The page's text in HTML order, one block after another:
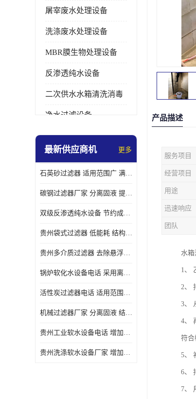
屠宰废水处理设备
洗涤废水处理设备
MBR膜生物处理设备
反渗透纯水设备
二次供水水箱清洗消毒
净水过滤设备
软水设备
最新供应商机 更多
石英砂过滤器 适用范围广 满足不同的需求
碳钢过滤器厂家 分离固液 提高过滤效率
双级反渗透纯水设备 节约成本 提供高纯度水
贵州袋式过滤器 低能耗 结构简单
贵州多介质过滤器 去除悬浮物 防止水垢和堵塞
锅炉软化水设备电话 采用离子交换技术 减少维修和更换的成本
活性炭过滤器电话 适用范围广 防止水垢和堵塞
机械过滤器厂家 分离固液 结构简单
贵州工业软水设备电话 增加清洁效果 使水更加清澈 干净
贵州洗涤软水设备厂家 增加清洁效果 减少维修和更换的成本
产品描述
服务项目
经营项目
用途
迅速响应
团队
水箱
1、
2、
3、
4、
符合
5、
6、
7、